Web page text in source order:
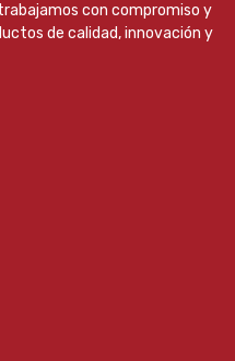
con compromiso y
de calidad, innovación y